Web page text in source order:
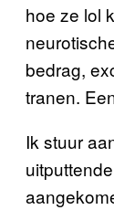
hoe ze lol
bedrag,
tranen.
Ik stuur